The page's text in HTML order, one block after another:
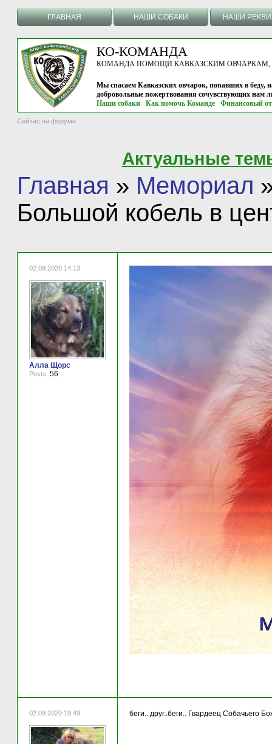
ГЛАВНАЯ НАШИ СОБАКИ НАШИ
КО-КОМАНДА
КОМАНДА ПОМОЩИ КАВКАЗСКИМ ОВЧАРКАМ, г.
Мы спасаем Кавказских овчарок, попавших в беду,
добровольные пожертвования сочувствующих нам
Наши собаки
Как помочь Команде Финансовый
Сейчас на форуме:
Актуальные
Главная » Мемориал
Большой кобель в
02.09.2020 14:13
Алла Щорс
Posts: 56
02.09.2020 19:49 беги.. друг..беги.. Гвардеец Собачьего